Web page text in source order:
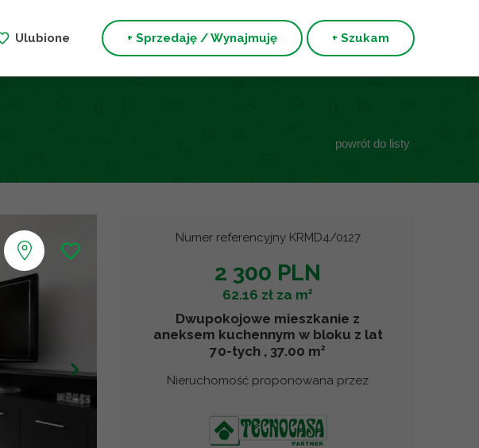
Ulubione + Sprzedaję / Wynajmuję + Szukam
powrót do listy
Numer referencyjny KRMD4/0127
2 300 PLN
62.16 zł za m2
Dwupokojowe mieszkanie z
aneksem kuchennym w bloku z lat
70-tych , 37.00 m2
Nieruchomość proponowana przez